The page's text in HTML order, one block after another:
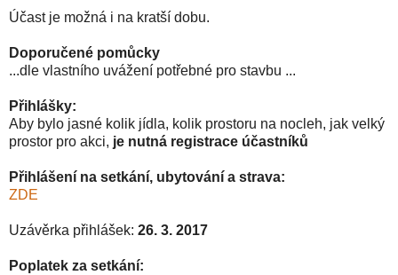
Účast je možná i na kratší dobu.
Doporučené pomůcky
...dle vlastního uvážení potřebné pro stavbu ...
Přihlášky:
Aby bylo jasné kolik jídla, kolik prostoru na nocleh, jak velký
prostor pro akci, je nutná registrace účastníků
Přihlášení na setkání, ubytování a strava:
ZDE
Uzávěrka přihlášek: 26. 3. 2017
Poplatek za setkání: